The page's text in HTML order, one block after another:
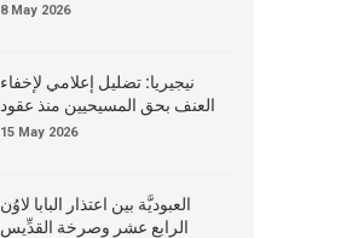
8 May 2026
نيجيريا: تضليل إعلامي لإخفاء
العنف بحق المسيحيين منذ عقود
15 May 2026
العبوديَّة بين اعتذار البابا لاوُن
الرابع عشر وصرخة القدِّيس